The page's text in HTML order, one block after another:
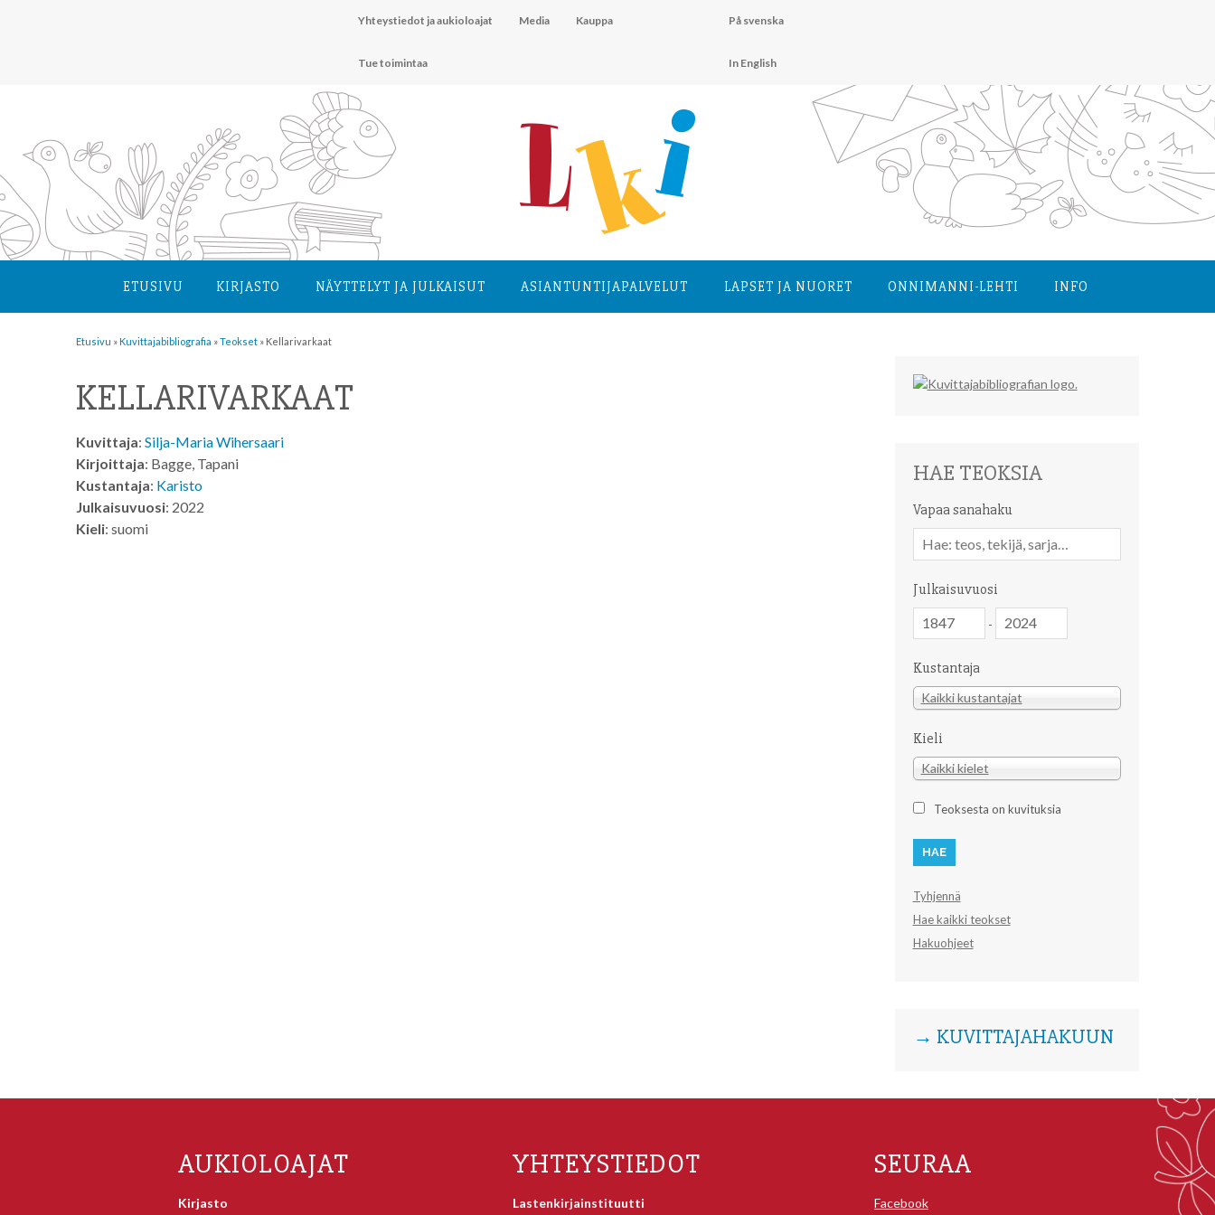
Yhteystiedot ja aukioloajat Media Kauppa
Tue toimintaa
På svenska
In English
ETUSIVU KIRJASTO NÄYTTELYT JA JULKAISUT ASIANTUNTIJA­PALVELUT LAPSET JA NUORET ONNIMANNI-LEHTI INFO
Etusivu »Kuvittaja­bibliografia »Teokset » Kellarivarkaat
KELLARIVARKAAT
Kuvittaja: Silja-Maria Wihersaari
Kirjoittaja: Bagge, Tapani
Kustantaja: Karisto
Julkaisuvuosi: 2022
Kieli: suomi
HAE TEOKSIA
Vapaa sanahaku
sanahaku
Julkaisuvuosi
-
Kustantaja
Kustantaja
Kaikki kustantajat
Kieli
Kieli
Kaikki kielet
Teoksesta on kuvituksia
Tyhjennä
Hae kaikki teokset
Hakuohjeet
→ KUVITTAJAHAKUUN
AUKIOLOAJAT
Kirjasto
YHTEYSTIEDOT
Lastenkirjainstituutti
SEURAA
Facebook